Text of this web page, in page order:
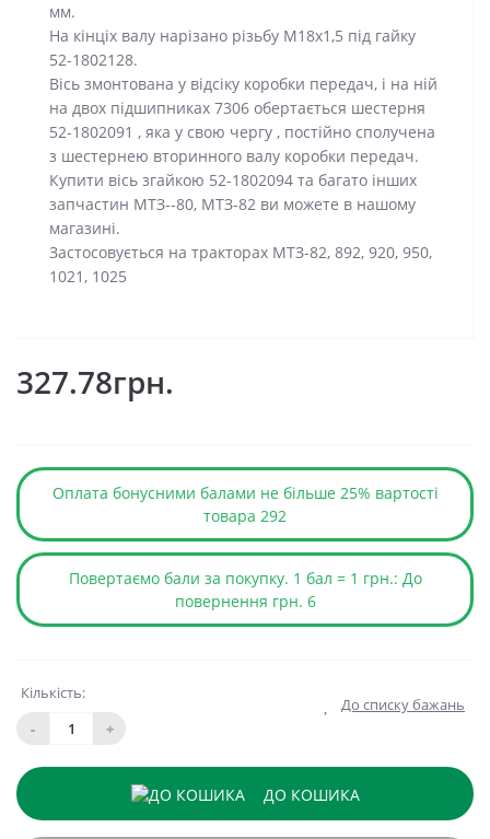
мм.
На кінціх валу нарізано різьбу М18х1,5 під гайку
52-1802128.
Вісь змонтована у відсіку коробки передач, і на ній
на двох підшипниках 7306 обертається шестерня
52-1802091 , яка у свою чергу , постійно сполучена
з шестернею вторинного валу коробки передач.
Купити вісь згайкою 52-1802094 та багато інших
запчастин МТЗ--80, МТЗ-82 ви можете в нашому
магазині.
Застосовується на тракторах МТЗ-82, 892, 920, 950,
1021, 1025
327.78грн.
Оплата бонусними балами не більше 25% вартості
товара 292
Повертаємо бали за покупку. 1 бал = 1 грн.: До
повернення грн. 6
Кількість:
-
+
До списку бажань
ДО КОШИКА